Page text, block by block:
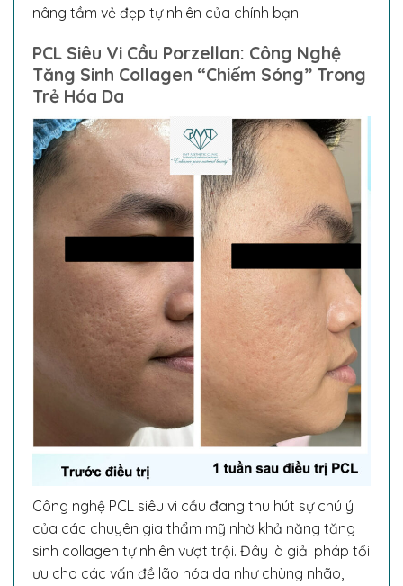
nâng tầm vẻ đẹp tự nhiên của chính bạn.
PCL Siêu Vi Cầu Porzellan: Công Nghệ
Tăng Sinh Collagen “Chiếm Sóng” Trong
Trẻ Hóa Da
Công nghệ PCL siêu vi cầu đang thu hút sự chú ý
của các chuyên gia thẩm mỹ nhờ khả năng tăng
sinh collagen tự nhiên vượt trội. Đây là giải pháp tối
ưu cho các vấn đề lão hóa da như chùng nhão,